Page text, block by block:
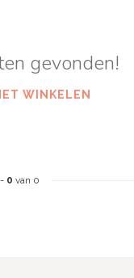
gevonden!
WINKELEN
- 0 van 0